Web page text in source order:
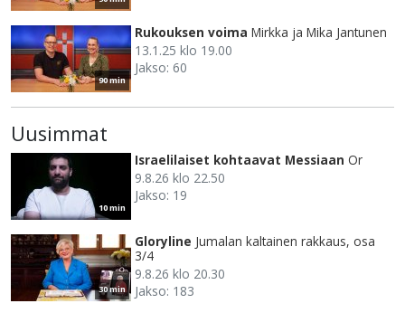
90 min
Rukouksen voima Mirkka ja Mika Jantunen
13.1.25 klo 19.00
Jakso: 60
Uusimmat
10 min
Israelilaiset kohtaavat Messiaan Or
9.8.26 klo 22.50
Jakso: 19
30 min
Gloryline Jumalan kaltainen rakkaus, osa
3/4
9.8.26 klo 20.30
Jakso: 183